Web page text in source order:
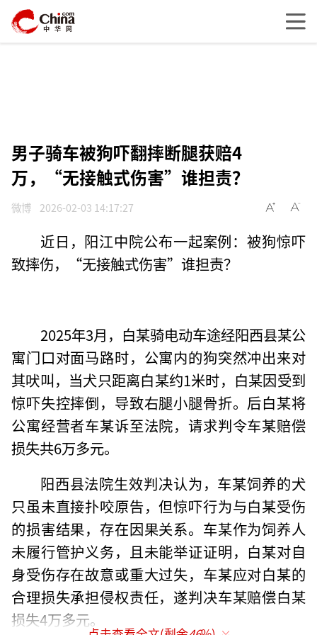
男子骑车被狗吓翻摔断腿获赔4
万，“无接触式伤害”谁担责？
微博 2026-02-03 14:17:27
近日，阳江中院公布一起案例：被狗惊吓
致摔伤，“无接触式伤害”谁担责？
2025年3月，白某骑电动车途经阳西县某公
寓门口对面马路时，公寓内的狗突然冲出来对
其吠叫，当犬只距离白某约1米时，白某因受到
惊吓失控摔倒，导致右腿小腿骨折。后白某将
公寓经营者车某诉至法院，请求判令车某赔偿
损失共6万多元。
阳西县法院生效判决认为，车某饲养的犬
只虽未直接扑咬原告，但惊吓行为与白某受伤
的损害结果，存在因果关系。车某作为饲养人
未履行管护义务，且未能举证证明，白某对自
身受伤存在故意或重大过失，车某应对白某的
合理损失承担侵权责任，遂判决车某赔偿白某
损失4万多元。